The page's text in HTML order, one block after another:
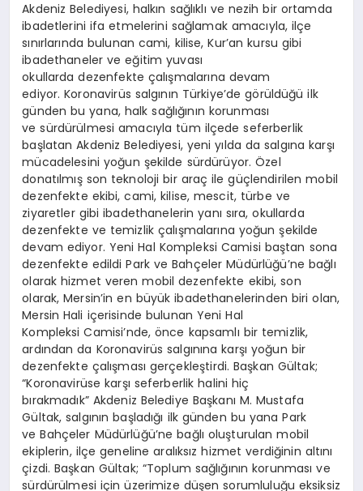
Akdeniz Belediyesi, halkın sağlıklı ve nezih bir ortamda
ibadetlerini ifa etmelerini sağlamak amacıyla, ilçe
sınırlarında bulunan cami, kilise, Kur’an kursu gibi
ibadethaneler ve eğitim yuvası
okullarda dezenfekte çalışmalarına devam
ediyor. Koronavirüs salgının Türkiye’de görüldüğü ilk
günden bu yana, halk sağlığının korunması
ve sürdürülmesi amacıyla tüm ilçede seferberlik
başlatan Akdeniz Belediyesi, yeni yılda da salgına karşı
mücadelesini yoğun şekilde sürdürüyor. Özel
donatılmış son teknoloji bir araç ile güçlendirilen mobil
dezenfekte ekibi, cami, kilise, mescit, türbe ve
ziyaretler gibi ibadethanelerin yanı sıra, okullarda
dezenfekte ve temizlik çalışmalarına yoğun şekilde
devam ediyor. Yeni Hal Kompleksi Camisi baştan sona
dezenfekte edildi Park ve Bahçeler Müdürlüğü’ne bağlı
olarak hizmet veren mobil dezenfekte ekibi, son
olarak, Mersin’in en büyük ibadethanelerinden biri olan,
Mersin Hali içerisinde bulunan Yeni Hal
Kompleksi Camisi’nde, önce kapsamlı bir temizlik,
ardından da Koronavirüs salgınına karşı yoğun bir
dezenfekte çalışması gerçekleştirdi. Başkan Gültak;
“Koronavirüse karşı seferberlik halini hiç
bırakmadık” Akdeniz Belediye Başkanı M. Mustafa
Gültak, salgının başladığı ilk günden bu yana Park
ve Bahçeler Müdürlüğü’ne bağlı oluşturulan mobil
ekiplerin, ilçe geneline aralıksız hizmet verdiğinin altını
çizdi. Başkan Gültak; “Toplum sağlığının korunması ve
sürdürülmesi için üzerimize düşen sorumluluğu eksiksiz